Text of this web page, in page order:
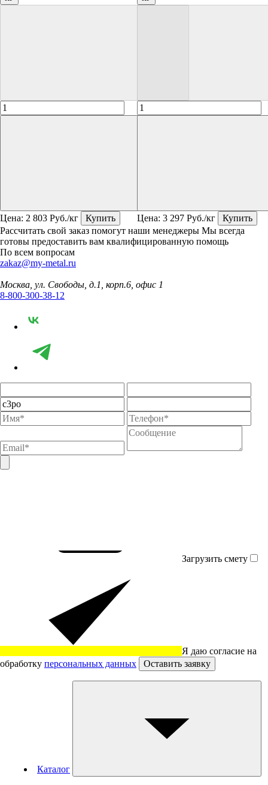
Цена: 2 803 Руб./кг Купить Цена: 3 297 Руб./кг
Купить
Рассчитать свой заказ помогут наши менеджеры Мы всегда
готовы предоставить вам квалифицированную помощь
По всем вопросам
zakaz@my-metal.ru
Москва, ул. Свободы, д.1, корп.6, офис 1
8-800-300-38-12
Загрузить смету
Я даю согласие на
обработку персональных данных Оставить заявку
Каталог